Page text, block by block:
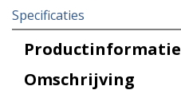
Specificaties
Productinformatie
Omschrijving